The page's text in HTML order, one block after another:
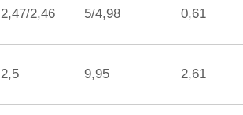
2,47/2,46 5/4,98 0,61
2,5 9,95 2,61